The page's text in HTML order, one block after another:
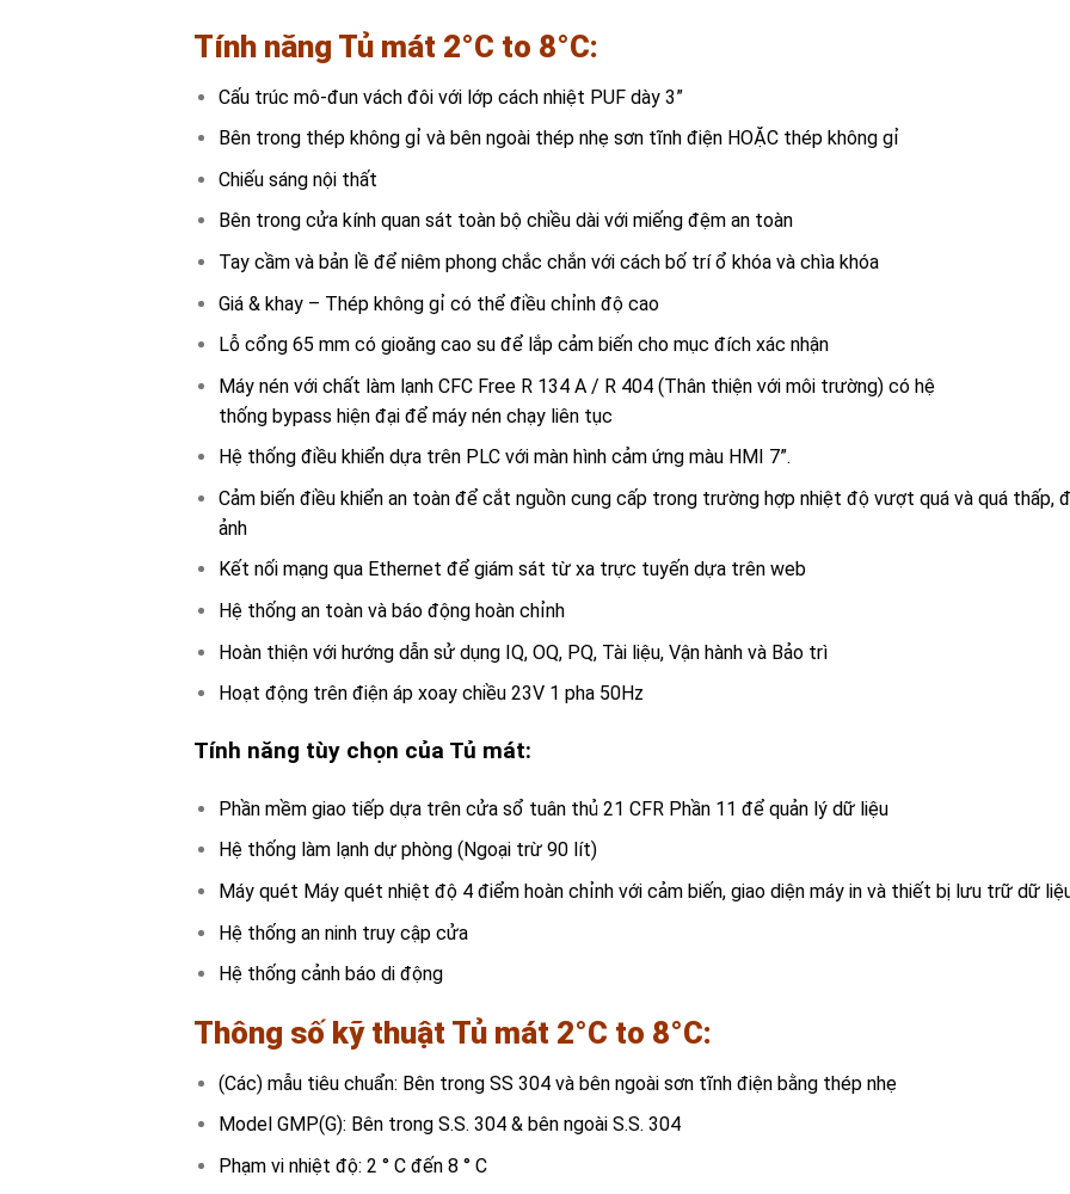
Tính năng Tủ mát 2°C to 8°C:
Cấu trúc mô-đun vách đôi với lớp cách nhiệt PUF dày 3”
Bên trong thép không gỉ và bên ngoài thép nhẹ sơn tĩnh điện HOẶC thép không gỉ
Chiếu sáng nội thất
Bên trong cửa kính quan sát toàn bộ chiều dài với miếng đệm an toàn
Tay cầm và bản lề để niêm phong chắc chắn với cách bố trí ổ khóa và chìa khóa
Giá & khay – Thép không gỉ có thể điều chỉnh độ cao
Lỗ cổng 65 mm có gioăng cao su để lắp cảm biến cho mục đích xác nhận
Máy nén với chất làm lạnh CFC Free R 134 A / R 404 (Thân thiện với môi trường) có hệ
thống bypass hiện đại để máy nén chạy liên tục
Hệ thống điều khiển dựa trên PLC với màn hình cảm ứng màu HMI 7”.
Cảm biến điều khiển an toàn để cắt nguồn cung cấp trong trường hợp nhiệt độ vượt quá và quá thấp,
ảnh
Kết nối mạng qua Ethernet để giám sát từ xa trực tuyến dựa trên web
Hệ thống an toàn và báo động hoàn chỉnh
Hoàn thiện với hướng dẫn sử dụng IQ, OQ, PQ, Tài liệu, Vận hành và Bảo trì
Hoạt động trên điện áp xoay chiều 23V 1 pha 50Hz
Tính năng tùy chọn của Tủ mát:
Phần mềm giao tiếp dựa trên cửa sổ tuân thủ 21 CFR Phần 11 để quản lý dữ liệu
Hệ thống làm lạnh dự phòng (Ngoại trừ 90 lít)
Máy quét Máy quét nhiệt độ 4 điểm hoàn chỉnh với cảm biến, giao diện máy in và thiết bị lưu trữ dữ
Hệ thống an ninh truy cập cửa
Hệ thống cảnh báo di động
Thông số kỹ thuật Tủ mát 2°C to 8°C:
(Các) mẫu tiêu chuẩn: Bên trong SS 304 và bên ngoài sơn tĩnh điện bằng thép nhẹ
Model GMP(G): Bên trong S.S. 304 & bên ngoài S.S. 304
Phạm vi nhiệt độ: 2 ° C đến 8 ° C